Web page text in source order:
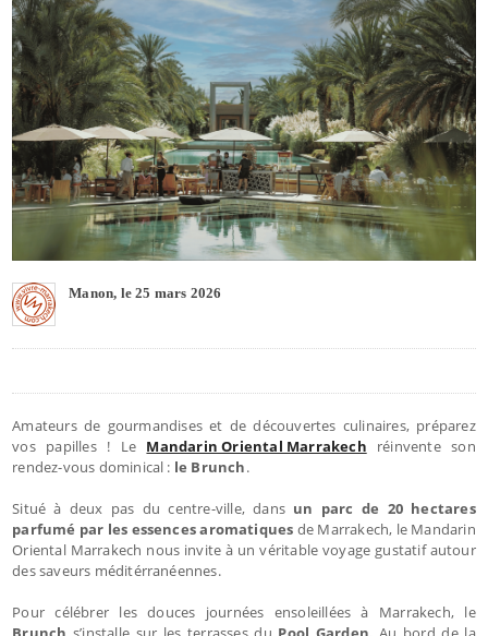
Manon, le 25 mars 2026
Amateurs de gourmandises et de découvertes culinaires, préparez
vos papilles ! Le Mandarin Oriental Marrakech réinvente son
rendez-vous dominical : le Brunch.
Situé à deux pas du centre-ville, dans un parc de 20 hectares
parfumé par les essences aromatiques de Marrakech, le Mandarin
Oriental Marrakech nous invite à un véritable voyage gustatif autour
des saveurs méditérranéennes.
Pour célébrer les douces journées ensoleillées à Marrakech, le